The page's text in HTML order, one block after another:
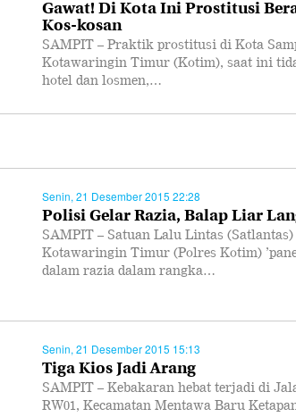
Gawat! Di Kota Ini Prostitusi
Kos-kosan
SAMPIT – Praktik prostitusi di Kota
Kotawaringin Timur (Kotim), saat ini
hotel dan losmen,…
Senin, 21 Desember 2015 22:28
Polisi Gelar Razia, Balap Liar
SAMPIT – Satuan Lalu Lintas
Kotawaringin Timur (Polres Kotim)
dalam razia dalam rangka…
Senin, 21 Desember 2015 15:13
Tiga Kios Jadi Arang
SAMPIT – Kebakaran hebat terjadi di
RW01, Kecamatan Mentawa Baru